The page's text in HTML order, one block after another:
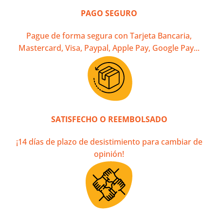
PAGO SEGURO
Pague de forma segura con Tarjeta Bancaria,
Mastercard, Visa, Paypal, Apple Pay, Google Pay...
SATISFECHO O REEMBOLSADO
¡14 días de plazo de desistimiento para cambiar de
opinión!